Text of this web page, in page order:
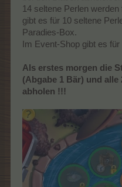
14 seltene Perlen
gibt es für 10 seltene
Paradies-Box.
Im Event-Shop gibt es
Als erstes morgen die
(Abgabe 1 Bär) und alle
abholen !!!